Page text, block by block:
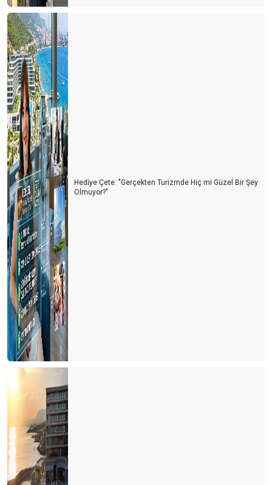
Döviz kurları her şeyi belirliyor
Fırsat penceresi
İbre otellere dönmeye başladı
Rakamları doğru anlamak
Dünya havacılık sektörü 2018 yılına bakış
Daha çok yolumuz var
2019 fırsat ve tehditleri ile birlikte geliyor
Turizmin ikinci 100 günlük eylem planı
Resort kongresinin ardından
Stratejik Plan
En kötü geride kaldı mı?
Toplumsal Cinsiyet Dengesi
Uzun vade olumlu ama kısa vadeyi geçebilirsek
Stres devam ediyor
Finans sempozyumu
Uçak biletlerindeki artış
Yüksek kur yüksek faizin etkileri
YEP’in turizm yaklaşımı
Havacılık sektöründe örnek bir çalışma “Can’ca Başarı Bursu”-II
İstanbul ve turizm
Hediye Çete: "Gerçekten Turizmde Hiç mi Güzel Bir Şey
Olmuyor?"